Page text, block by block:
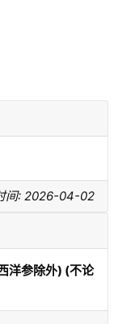
间: 2026-04-02
洋参除外) (不论